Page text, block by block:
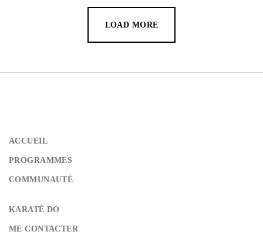
LOAD MORE
ACCUEIL
PROGRAMMES
COMMUNAUTÉ
KARATÉ DO
ME CONTACTER